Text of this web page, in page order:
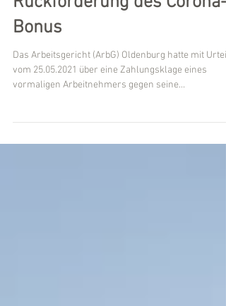
- 6 Ca 141/21: Keine
Rückforderung des Corona-
Bonus
Das Arbeitsgericht (ArbG) Oldenburg hatte mit Urteil
vormaligen Arbeitnehmers gegen seine...